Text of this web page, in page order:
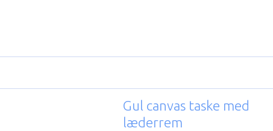
Gul canvas taske med
læderrem